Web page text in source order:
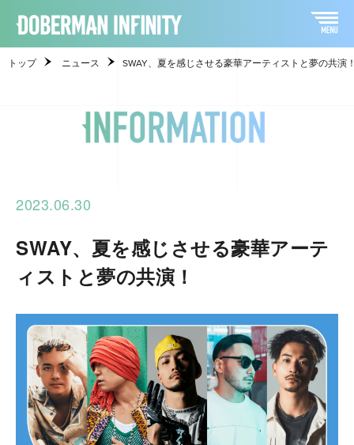
トップ ニュース SWAY、夏を感じさせる豪華アーティストと夢の共演
2023.06.30
SWAY、夏を感じさせる豪華アーテ
ィストと夢の共演！